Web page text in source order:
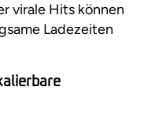
virale Hits können
Ladezeiten